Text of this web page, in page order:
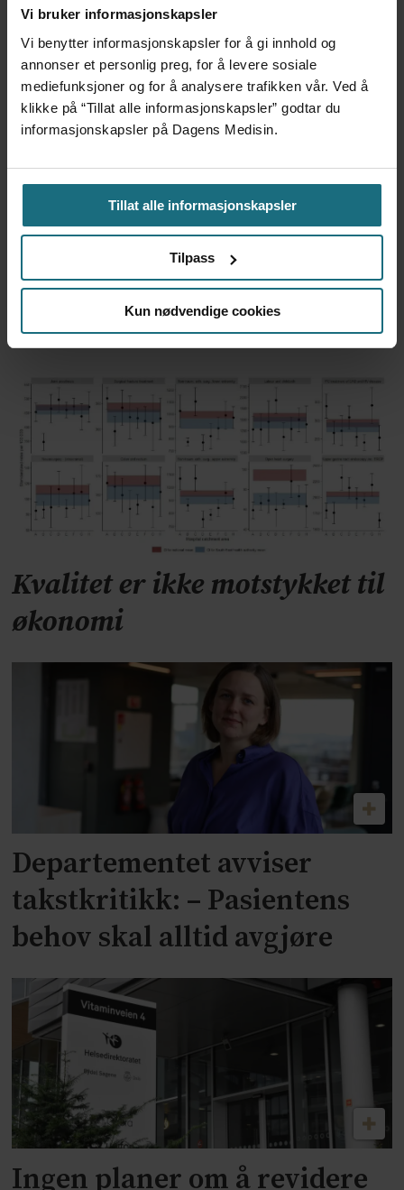
Vi bruker informasjonskapsler
Vi benytter informasjonskapsler for å gi innhold og
annonser et personlig preg, for å levere sosiale
mediefunksjoner og for å analysere trafikken vår. Ved å
klikke på “Tillat alle informasjonskapsler” godtar du
informasjonskapsler på Dagens Medisin.
Tillat alle informasjonskapsler
Tilpass
Kun nødvendige cookies
til land bare fordi de er gode på
forskning
Foretaksreformen må vurderes
i pasientenes perspektiv
Kvalitet er ikke motstykket til
økonomi
Departementet avviser
takstkritikk: – Pasientens
behov skal alltid avgjøre
Ingen planer om å revidere